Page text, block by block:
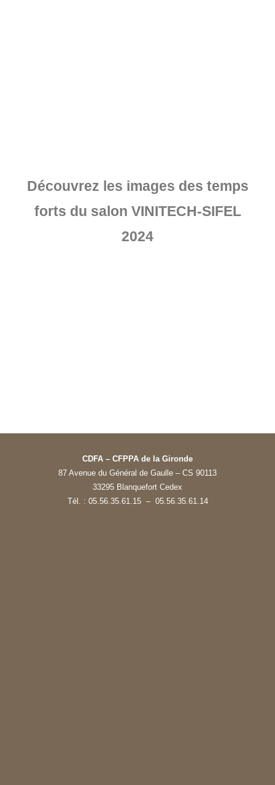
Découvrez les images des temps
forts du salon VINITECH-SIFEL
2024
CDFA – CFPPA de la Gironde
87 Avenue du Général de Gaulle – CS 90113
33295 Blanquefort Cedex
Tél. : 05.56.35.61.15 – 05.56.35.61.14